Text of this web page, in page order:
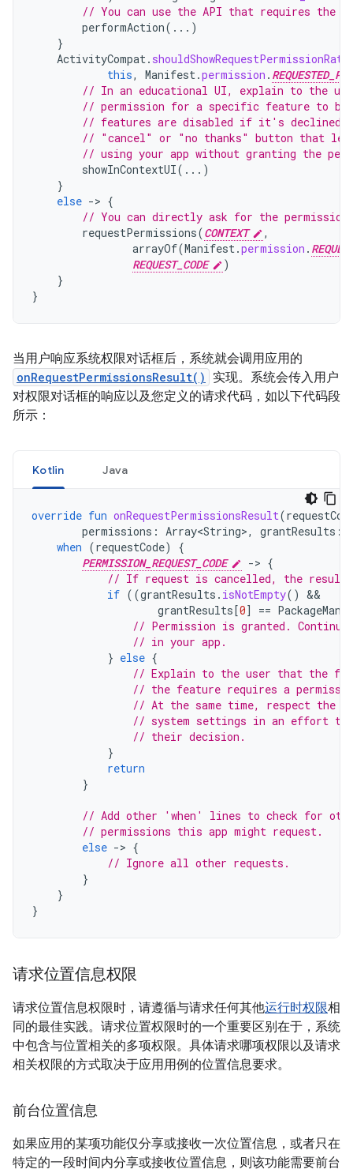
// You can use the API that requires the
performAction(...)
}
ActivityCompat.
this, Manifest.permission .
// In an educational UI, explain to the
// permission for a specific feature to
// features are disabled if it's
// "cancel" or "no thanks" button that
// using your app without granting the
showInContextUI(...)
}
else -> {
// You can directly ask for the
requestPermissions(CONTEXT
,
arrayOf(Manifest.permission .
REQUEST_CODE
)
}
}
当用户响应系统权限对话框后，系统就会调用应用的
onRequestPermissionsResult()
实现。系统会传入用户
对权限对话框的响应以及您定义的请求代码，如以下代码段
所示：
Kotlin Java
override fun onRequestPermissionsResult(
permissions : Array<String>, grantResults :
when (requestCode)
{
PERMISSION_REQUEST_CODE
-> {
// If request is cancelled, the result
if ((grantResults . isNotEmpty()
grantResults [0] ==
// Permission is granted.
// in your app.
} else {
// Explain to the user that the
// the feature requires a
// At the same time, respect the
// system settings in an effort to
// their decision.
}
return
}
// Add other 'when' lines to check for
// permissions this app might request.
else -> {
// Ignore all other requests.
}
}
}
请求位置信息权限
请求位置信息权限时，请遵循与请求任何其他运行时权限相
同的最佳实践。请求位置权限时的一个重要区别在于，系统
中包含与位置相关的多项权限。具体请求哪项权限以及请求
相关权限的方式取决于应用用例的位置信息要求。
前台位置信息
如果应用的某项功能仅分享或接收一次位置信息，或者只在
特定的一段时间内分享或接收位置信息，则该功能需要前台